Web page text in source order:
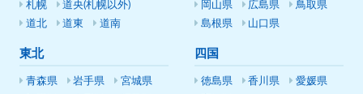
札幌
道央(札幌以外)
道北
道東 道南
東北
青森県 岩手県
宮城県
岡山県 広島県
鳥取県
島根県
山口県
四国
徳島県 香川県
愛媛県